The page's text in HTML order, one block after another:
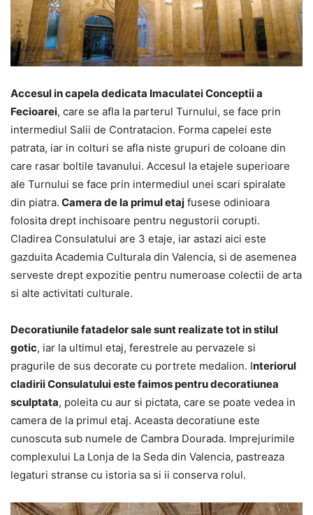
Accesul in capela dedicata Imaculatei Conceptii a
Fecioarei, care se afla la parterul Turnului, se face prin
intermediul Salii de Contratacion. Forma capelei este
patrata, iar in colturi se afla niste grupuri de coloane din
care rasar boltile tavanului. Accesul la etajele superioare
ale Turnului se face prin intermediul unei scari spiralate
din piatra. Camera de la primul etaj fusese odinioara
folosita drept inchisoare pentru negustorii corupti.
Cladirea Consulatului are 3 etaje, iar astazi aici este
gazduita Academia Culturala din Valencia, si de asemenea
serveste drept expozitie pentru numeroase colectii de arta
si alte activitati culturale.
Decoratiunile fatadelor sale sunt realizate tot in stilul
gotic, iar la ultimul etaj, ferestrele au pervazele si
pragurile de sus decorate cu portrete medalion. Interiorul
cladirii Consulatului este faimos pentru decoratiunea
sculptata, poleita cu aur si pictata, care se poate vedea in
camera de la primul etaj. Aceasta decoratiune este
cunoscuta sub numele de Cambra Dourada. Imprejurimile
complexului La Lonja de la Seda din Valencia, pastreaza
legaturi stranse cu istoria sa si ii conserva rolul.